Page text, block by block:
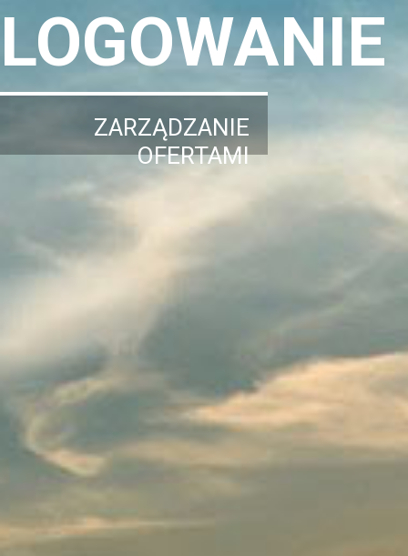
LOGOWANIE
ZARZĄDZANIE
OFERTAMI